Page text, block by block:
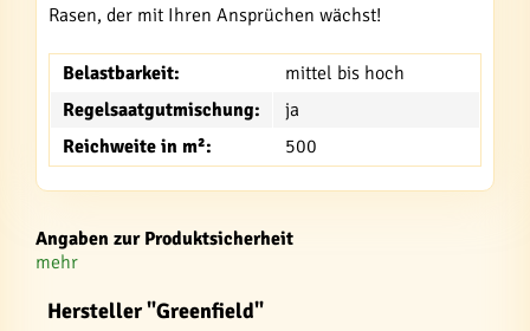
Rasen, der mit Ihren Ansprüchen wächst!
Belastbarkeit:
mittel bis hoch
Regelsaatgutmischung:
ja
Reichweite in m²:
500
Angaben zur Produktsicherheit
mehr
Hersteller "Greenfield"